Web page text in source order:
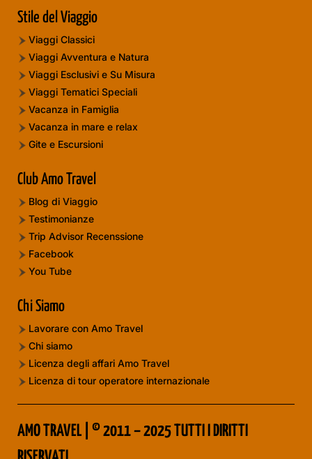
Stile del Viaggio
Viaggi Classici
Viaggi Avventura e Natura
Viaggi Esclusivi e Su Misura
Viaggi Tematici Speciali
Vacanza in Famiglia
Vacanza in mare e relax
Gite e Escursioni
Club Amo Travel
Blog di Viaggio
Testimonianze
Trip Advisor Recenssione
Facebook
You Tube
Chi Siamo
Lavorare con Amo Travel
Chi siamo
Licenza degli affari Amo Travel
Licenza di tour operatore internazionale
AMO TRAVEL | © 2011 – 2025 TUTTI I DIRITTI